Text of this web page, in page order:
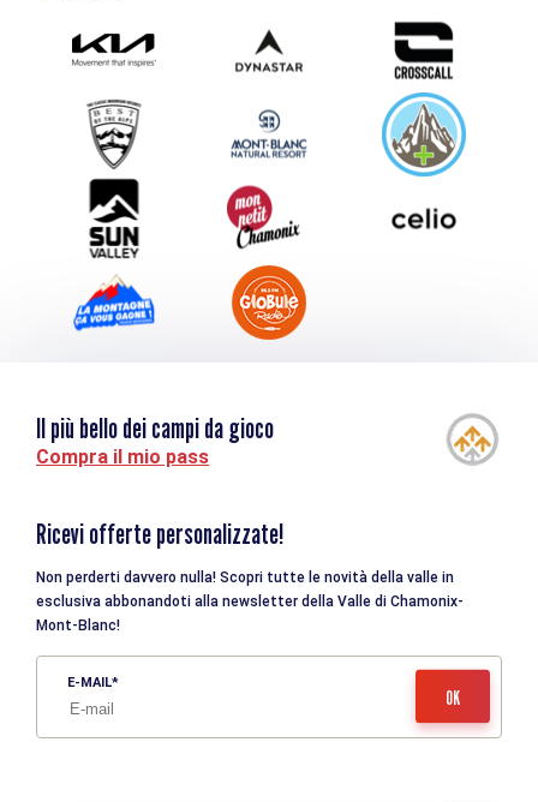
Inviate il vostro evento
Service groupes et séminaires
Scaricare
Turismo e disabilità
Il più bello dei campi da gioco
Compra il mio pass
Ricevi offerte personalizzate!
Non perderti davvero nulla! Scopri tutte le novità della valle in
esclusiva abbonandoti alla newsletter della Valle di Chamonix-
Mont-Blanc!
E-MAIL